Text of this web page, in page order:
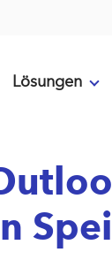
Lösungen